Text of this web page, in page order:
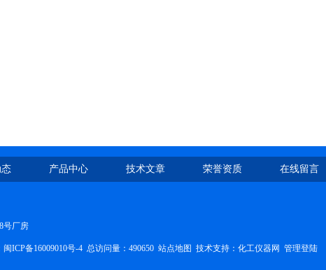
产品中心 技术文章 荣誉资质 在线留言
号厂房
闽ICP备16009010号-4 总访问量：490650 站点地图 技术支持： 化工仪器网 管理登陆